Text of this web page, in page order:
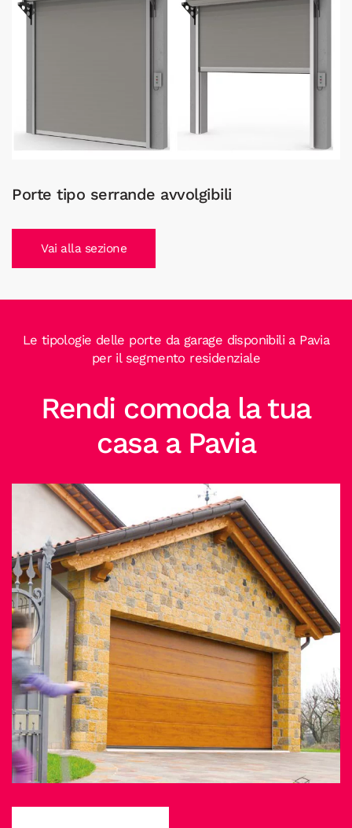
Porte tipo serrande avvolgibili
Vai alla sezione
Le tipologie delle porte da garage disponibili a Pavia
per il segmento residenziale
Rendi comoda la tua
casa a Pavia